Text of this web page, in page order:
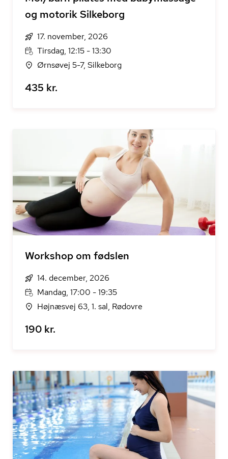
og motorik Silkeborg
17. november, 2026
Tirsdag, 12:15 - 13:30
Ørnsøvej 5-7, Silkeborg
435 kr.
Workshop om fødslen
14. december, 2026
Mandag, 17:00 - 19:35
Højnæsvej 63, 1. sal, Rødovre
190 kr.